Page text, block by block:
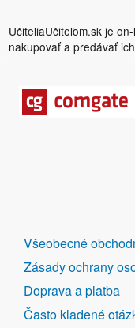
UčiteliaUčiteľom.sk je
nakupovať a predávať
DALŠÍ
ODKAZY
Všeobecné
Zásady ochrany
Doprava a platba
Často kladené